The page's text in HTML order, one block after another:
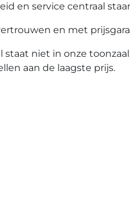
en service centraal
en met
staat niet in onze
aan de laagste prijs.